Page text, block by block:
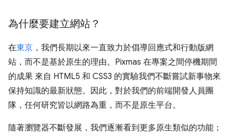
為什麼要建立網站？
在東京 ，我們長期以來一直致力於倡導回應式和行動版網
站，而不是基於原生的理由。Pixmas 在專案之間停機期間
的成果 來自 HTML5 和 CSS3 的實驗我們不斷嘗試新事物來
保持知識的最新狀態。因此，對於我們的前端開發人員團
隊，任何研究皆以網路為重，而不是原生平台。
隨著瀏覽器不斷發展，我們逐漸看到更多原生類似的功能；